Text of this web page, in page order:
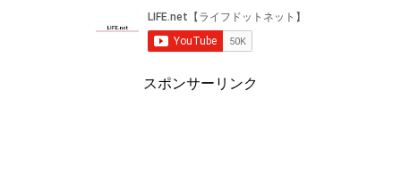
スポンサーリンク